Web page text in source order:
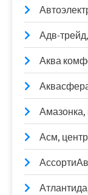
Адв-
Аква
Амазонка,
Асм,